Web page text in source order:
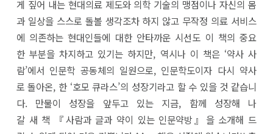
게 짚어 내는 현대의료 제도와 의학 기술의 맹점이나 자신의 몸
과 일상을 스스로 돌볼 생각조차 하지 않고 무작정 의료 서비스
에 의존하는 현대인들에 대한 안타까운 시선도 이 책의 중요
한 부분을 차지하고 있기는 하지만, 역시나 이 책은 ‘약사 사
람’에서 인문학 공동체의 일원으로, 인문학도이자 다시 약사
로 돌아온, 한 ‘호모 큐라스’의 성장기라고 할 수 있을 것 같습니
다. 만물이 성장을 앞두고 있는 지금, 함께 성장해 나
갈 새 책 『사람과 글과 약이 있는 인문약방』을 소개해 드